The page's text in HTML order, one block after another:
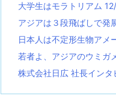
大学生はモラトリアム
アジアは３段飛ばしで発
日本人は不定形生物アメ
若者よ、アジアのウミガ
株式会社日広 社長イン